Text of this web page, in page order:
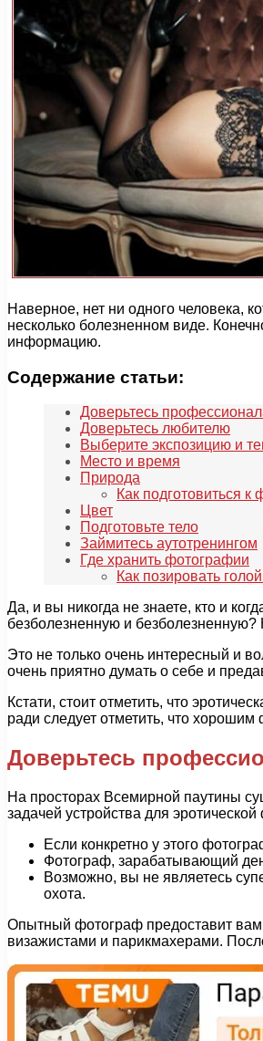
Наверное, нет ни одного человека,
несколько болезненном виде.
информацию.
Содержание статьи:
Доверьтесь
Доверьтесь любителю
Выберите экспозицию и
Место и время
Природа
Как подготовиться
Цвет
Подготовьте тело
Займитесь аутотренингом
Где хранить фотографии
Как позировать
Да, и вы никогда не знаете, кто и
безболезненную и
Это не только очень интересный и
очень приятно думать о себе и
Кстати, стоит отметить, что
ради следует отметить, что
Доверьтесь
На просторах Всемирной паутины
задачей устройства для
Если конкретно у этого
Фотограф, зарабатывающий
Возможно, вы не являетесь
охота.
Опытный фотограф предоставит вам
визажистами и парикмахерами.